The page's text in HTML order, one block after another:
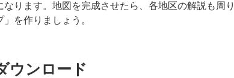
なります。地図を完成させたら、各地区の解説も周
」を作りましょう。
ウンロード